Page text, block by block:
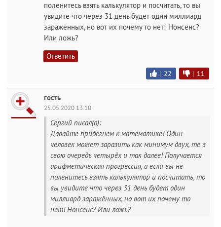
поленитесь взять калькулятор и посчитать, то вы
увидите что через 31 день будет один миллиард
заражённых, но вот их почему то нет! Нонсенс?
Или ложь?
Ответить
| 22 | 11
гость
25.05.2020 13:10
Сергий писал(а):
Давайте прибегнем к математике! Один
человек может заразить как минимум двух, те в
свою очередь четырёх и так далее! Получается
арифметическая прогрессия, а если вы не
поленитесь взять калькулятор и посчитать, то
вы увидите что через 31 день будет один
миллиард заражённых, но вот их почему то
нет! Нонсенс? Или ложь?